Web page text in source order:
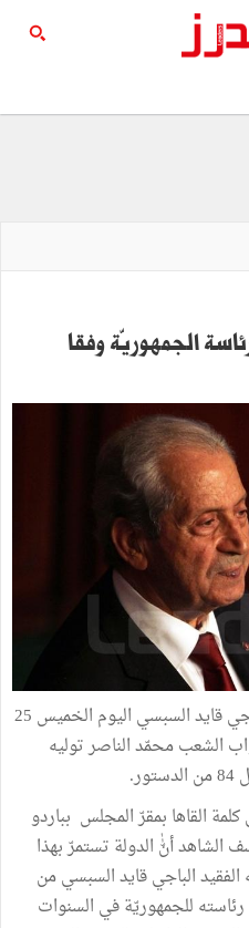
الجمهوريّة وفقا
على إثر وفاة رئيس الجمهورية الباجي قايد السبسي اليوم الخميس 25
نواب الشعب محمّد الناصر توليه
القاها بمقرّ المجلس بباردو
أنّٰٰ الدولة تستمرّ بهذا
الباجي قايد السبسي من
للجمهوريّة في السنوات